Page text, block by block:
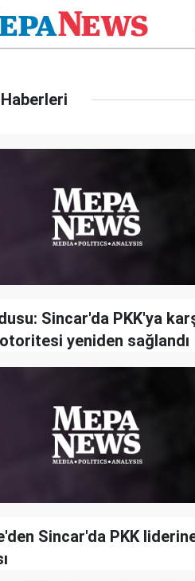
Sincar'da PKK'ya
yeniden sağlandı
Sincar'da PKK